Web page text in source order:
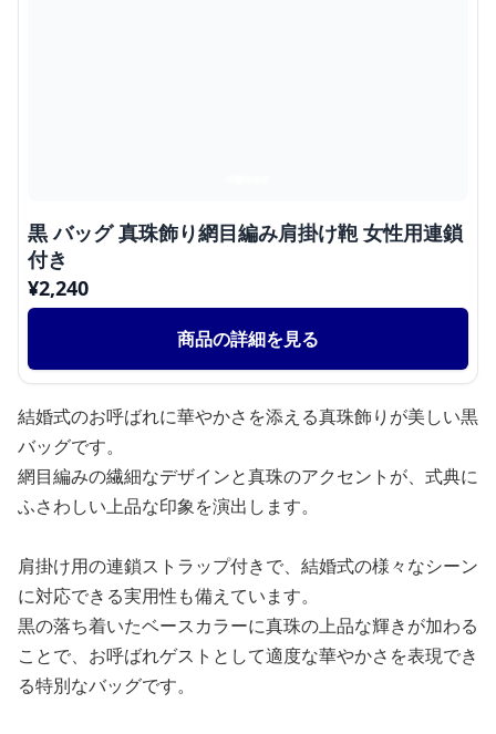
黒 バッグ 真珠飾り網目編み肩掛け鞄 女性用連鎖
付き
¥2,240
商品の詳細を見る
結婚式のお呼ばれに華やかさを添える真珠飾りが美しい黒
バッグです。
網目編みの繊細なデザインと真珠のアクセントが、式典に
ふさわしい上品な印象を演出します。
肩掛け用の連鎖ストラップ付きで、結婚式の様々なシーン
に対応できる実用性も備えています。
黒の落ち着いたベースカラーに真珠の上品な輝きが加わる
ことで、お呼ばれゲストとして適度な華やかさを表現でき
る特別なバッグです。